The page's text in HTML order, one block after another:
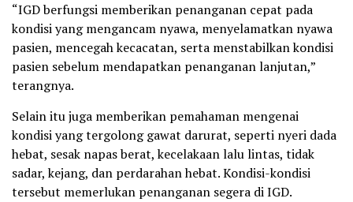
“IGD berfungsi memberikan penanganan cepat pada
kondisi yang mengancam nyawa, menyelamatkan nyawa
pasien, mencegah kecacatan, serta menstabilkan kondisi
pasien sebelum mendapatkan penanganan lanjutan,”
terangnya.
Selain itu juga memberikan pemahaman mengenai
kondisi yang tergolong gawat darurat, seperti nyeri dada
hebat, sesak napas berat, kecelakaan lalu lintas, tidak
sadar, kejang, dan perdarahan hebat. Kondisi-kondisi
tersebut memerlukan penanganan segera di IGD.